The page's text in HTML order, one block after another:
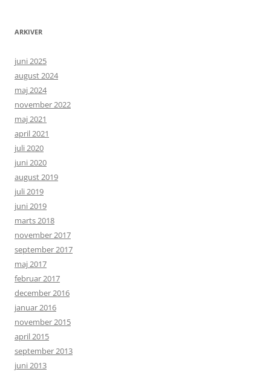
ARKIVER
juni 2025
august 2024
maj 2024
november 2022
maj 2021
april 2021
juli 2020
juni 2020
august 2019
juli 2019
juni 2019
marts 2018
november 2017
september 2017
maj 2017
februar 2017
december 2016
januar 2016
november 2015
april 2015
september 2013
juni 2013